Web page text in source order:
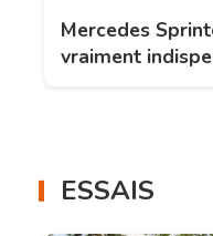
Mercedes
vraiment
ESSAIS